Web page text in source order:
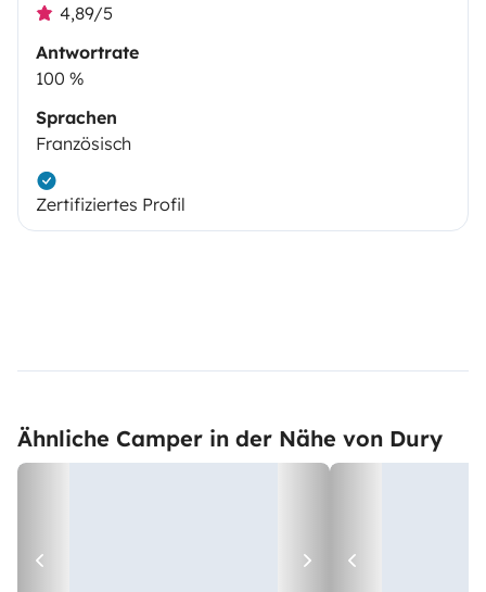
4,89/5
Antwortrate
100 %
Sprachen
Französisch
Zertifiziertes Profil
Ähnliche Camper in der Nähe von Dury